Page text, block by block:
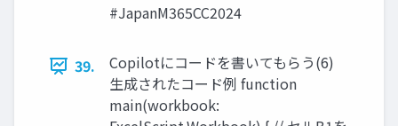
#JapanM365CC2024
39.
Copilotにコードを書いてもらう(6)
生成されたコード例 function
main(workbook: